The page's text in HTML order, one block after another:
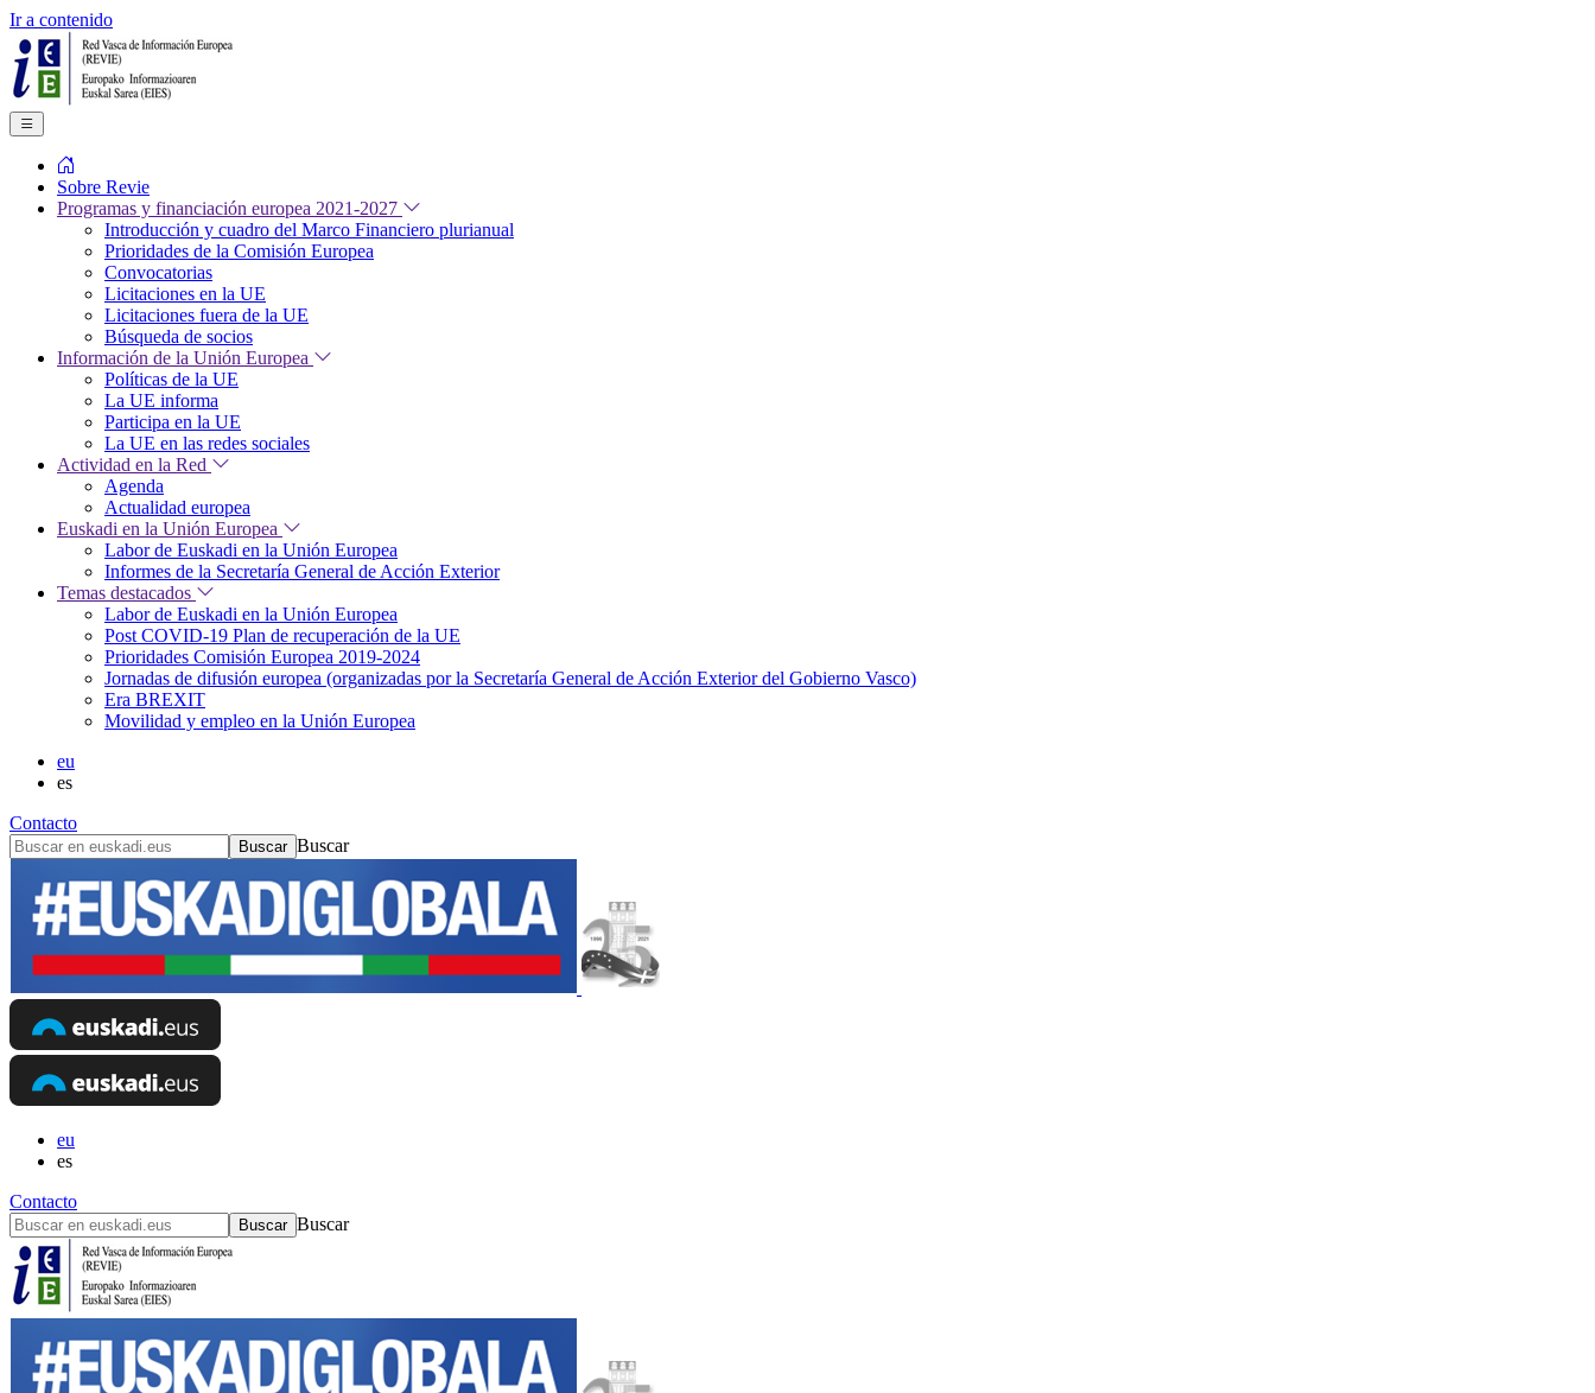
Ir a contenido
Sobre Revie
Programas y financiación europea 2021-2027
Introducción y cuadro del Marco Financiero plurianual
Prioridades de la Comisión Europea
Convocatorias
Licitaciones en la UE
Licitaciones fuera de la UE
Búsqueda de socios
Información de la Unión Europea
Políticas de la UE
La UE informa
Participa en la UE
La UE en las redes sociales
Actividad en la Red
Agenda
Actualidad europea
Euskadi en la Unión Europea
Labor de Euskadi en la Unión Europea
Informes de la Secretaría General de Acción Exterior
Temas destacados
Labor de Euskadi en la Unión Europea
Post COVID-19 Plan de recuperación de la UE
Prioridades Comisión Europea 2019-2024
Jornadas de difusión europea (organizadas por la Secretaría General de Acción Exterior del Gobierno Vasco)
Era BREXIT
Movilidad y empleo en la Unión Europea
eu
es
Contacto
Buscar
eu
es
Contacto
Buscar